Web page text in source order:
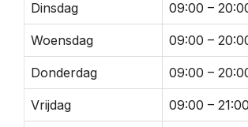
Dinsdag 09:00 –
Woensdag 09:00 –
Donderdag 09:00 –
Vrijdag 09:00 – 21:00